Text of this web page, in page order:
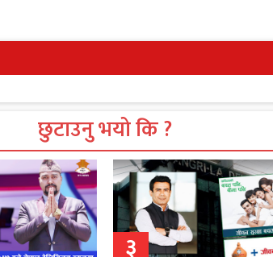
छुटाउनु भयो कि ?
३